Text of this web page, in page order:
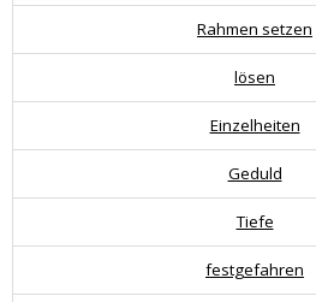
Rahmen setzen
lösen
Einzelheiten
Geduld
Tiefe
festgefahren